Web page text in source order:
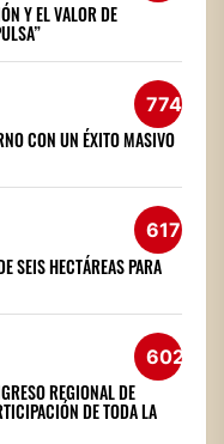
Y EL VALOR DE
774
CON UN ÉXITO MASIVO
617
SEIS HECTÁREAS PARA
602
REGIONAL DE
DE TODA LA